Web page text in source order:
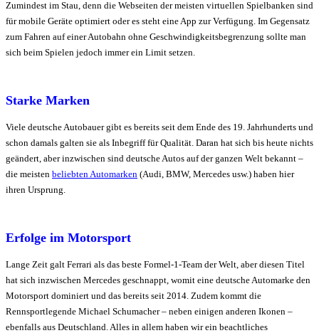
Zumindest im Stau, denn die Webseiten der meisten virtuellen Spielbanken sind
für mobile Geräte optimiert oder es steht eine App zur Verfügung. Im Gegensatz
zum Fahren auf einer Autobahn ohne Geschwindigkeitsbegrenzung sollte man
sich beim Spielen jedoch immer ein Limit setzen.
Starke Marken
Viele deutsche Autobauer gibt es bereits seit dem Ende des 19. Jahrhunderts und
schon damals galten sie als Inbegriff für Qualität. Daran hat sich bis heute nichts
geändert, aber inzwischen sind deutsche Autos auf der ganzen Welt bekannt –
die meisten beliebten Automarken (Audi, BMW, Mercedes usw.) haben hier
ihren Ursprung.
Erfolge im Motorsport
Lange Zeit galt Ferrari als das beste Formel-1-Team der Welt, aber diesen Titel
hat sich inzwischen Mercedes geschnappt, womit eine deutsche Automarke den
Motorsport dominiert und das bereits seit 2014. Zudem kommt die
Rennsportlegende Michael Schumacher – neben einigen anderen Ikonen –
ebenfalls aus Deutschland. Alles in allem haben wir ein beachtliches